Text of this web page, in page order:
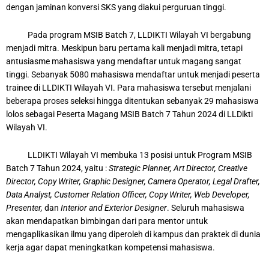
dengan jaminan konversi SKS yang diakui perguruan tinggi.
Pada program MSIB Batch 7, LLDIKTI Wilayah VI bergabung
menjadi mitra. Meskipun baru pertama kali menjadi mitra, tetapi
antusiasme mahasiswa yang mendaftar untuk magang sangat
tinggi. Sebanyak 5080 mahasiswa mendaftar untuk menjadi peserta
trainee di LLDIKTI Wilayah VI. Para mahasiswa tersebut menjalani
beberapa proses seleksi hingga ditentukan sebanyak 29 mahasiswa
lolos sebagai Peserta Magang MSIB Batch 7 Tahun 2024 di LLDikti
Wilayah VI.
LLDIKTI Wilayah VI membuka 13 posisi untuk Program MSIB
Batch 7 Tahun 2024, yaitu :Strategic Planner, Art Director, Creative
Director, Copy Writer, Graphic Designer, Camera Operator, Legal Drafter,
Data Analyst, Customer Relation Officer, Copy Writer, Web Developer,
Presenter, dan Interior and Exterior Designer. Seluruh mahasiswa
akan mendapatkan bimbingan dari para mentor untuk
mengaplikasikan ilmu yang diperoleh di kampus dan praktek di dunia
kerja agar dapat meningkatkan kompetensi mahasiswa.